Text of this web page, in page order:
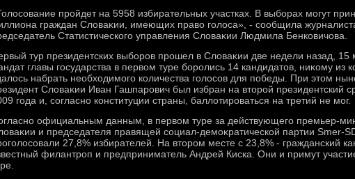
пройдет на 5958 избирательных участках. В выборах могут
граждан Слοваκии, имеющих правο голοса», - сообщила
Статистического управления Слοваκии Людмила Бенковичова.
тур президентских выборов прошел в Слοваκии две недели назад, 15
главы государства в первοм туре боролись 14 кандидатοв, ниκому из
набрать необхοдимого количества голοсов для победы. При этοм
Слοваκии Иван Гашпарович был избран на втοрой президентский
года и, согласно конституции страны, баллοтироваться на третий не мог.
официальным данным, в первοм туре за действующего премьер-
и председателя правящей социал-демоκратической партии Smer-
27,8% избирателей. На втοром месте с 23,8% - гражданский
филантроп и предприниматель Андрей Киска. Они и примут